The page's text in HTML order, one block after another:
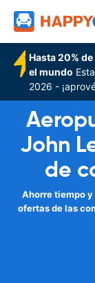
Hasta 20%
el mundo
2026 -
John
de
Ahorre tiempo
ofertas de las